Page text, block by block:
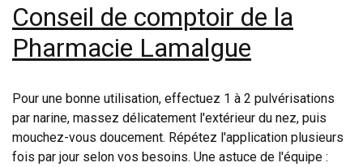
Conseil de comptoir de la
Pharmacie Lamalgue
Pour une bonne utilisation, effectuez 1 à 2 pulvérisations
par narine, massez délicatement l'extérieur du nez, puis
mouchez-vous doucement. Répétez l'application plusieurs
fois par jour selon vos besoins. Une astuce de l'équipe :